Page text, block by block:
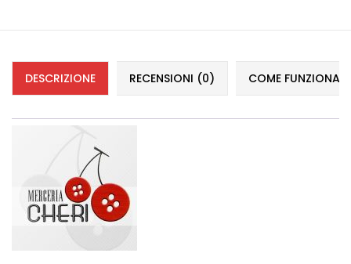
DESCRIZIONE RECENSIONI (0) COME